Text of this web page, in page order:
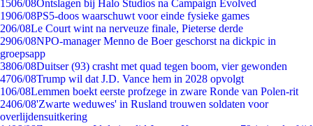
1506/08Ontslagen bij Halo Studios na Campaign Evolved
1906/08PS5-doos waarschuwt voor einde fysieke games
206/08Le Court wint na nerveuze finale, Pieterse derde
2906/08NPO-manager Menno de Boer geschorst na dickpic in
groepsapp
3806/08Duitser (93) crasht met quad tegen boom, vier gewonden
4706/08Trump wil dat J.D. Vance hem in 2028 opvolgt
106/08Lemmen boekt eerste profzege in zware Ronde van Polen-rit
2406/08'Zwarte weduwes' in Rusland trouwen soldaten voor
overlijdensuitkering